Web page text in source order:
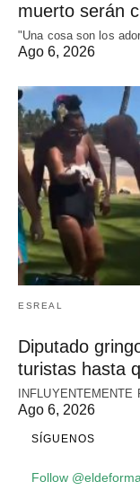
muerto serán
"Una cosa son los
Ago 6, 2026
ESREAL
Diputado
turistas hasta
INFLUYENTEMENTE
Ago 6, 2026
SÍGUENOS
Follow @eldeforma